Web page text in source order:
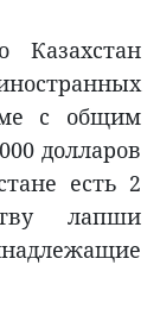
Казахстан
с общим
долларов
есть 2
лапши